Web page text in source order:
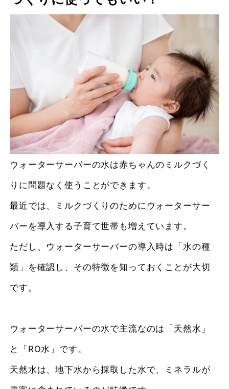
ウォーターサーバーの水は赤ちゃんのミルクづく
りに問題なく使うことができます。
最近では、ミルクづくりのためにウォーターサー
バーを導入する子育て世帯も増えています。
ただし、ウォーターサーバーの導入時は「水の種
類」を確認し、その特徴を知っておくことが大切
です。
ウォーターサーバーの水で主流なのは「天然水」
と「RO水」です。
天然水は、地下水から採取した水で、ミネラルが